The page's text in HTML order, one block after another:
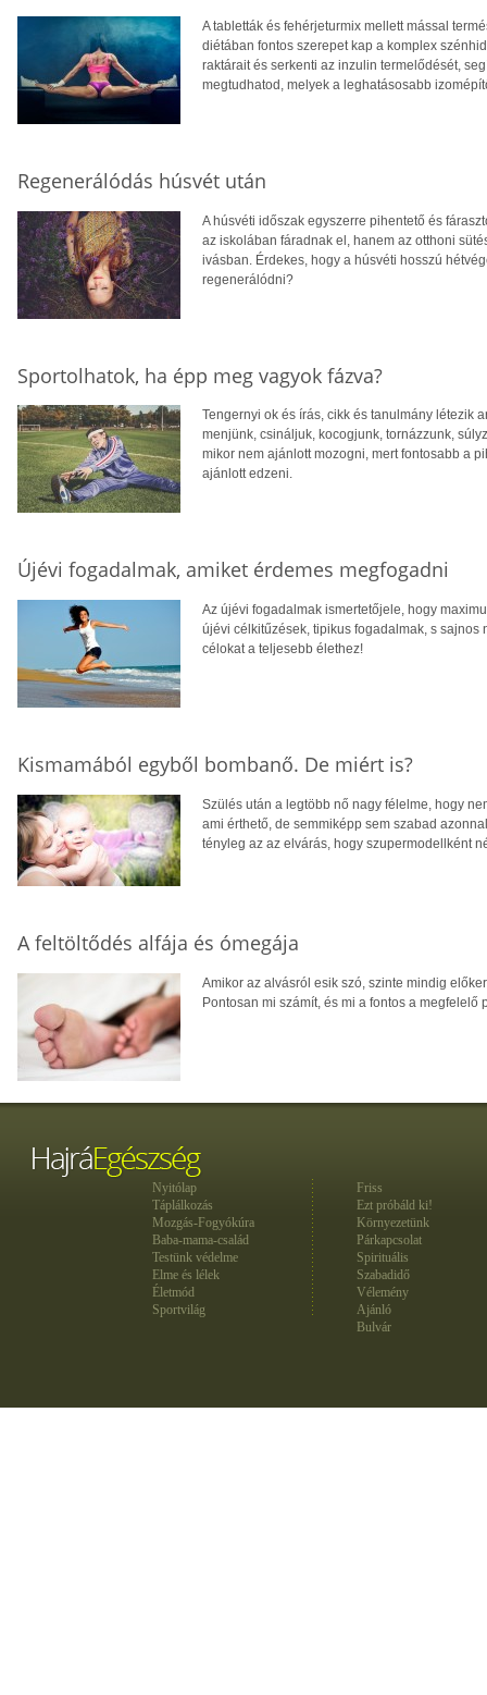
A tabletták és fehérjeturmix mellett mással
diétában fontos szerepet kap a komplex
raktárait és serkenti az inzulin termelődését,
megtudhatod, melyek a leghatásosabb
Regenerálódás húsvét után
A húsvéti időszak egyszerre pihentető és
az iskolában fáradnak el, hanem az otthoni
ivásban. Érdekes, hogy a húsvéti hosszú
regenerálódni?
Sportolhatok, ha épp meg vagyok fázva?
Tengernyi ok és írás, cikk és tanulmány létezik
menjünk, csináljuk, kocogjunk, tornázzunk,
mikor nem ajánlott mozogni, mert fontosabb a
ajánlott edzeni.
Újévi fogadalmak, amiket érdemes megfogadni
Az újévi fogadalmak ismertetőjele, hogy
újévi célkitűzések, tipikus fogadalmak, s sajnos
célokat a teljesebb élethez!
Kismamából egyből bombanő. De miért is?
Szülés után a legtöbb nő nagy félelme, hogy
ami érthető, de semmiképp sem szabad
tényleg az az elvárás, hogy szupermodellként
A feltöltődés alfája és ómegája
Amikor az alvásról esik szó, szinte mindig
Pontosan mi számít, és mi a fontos a
Nyitólap
Táplálkozás
Mozgás-Fogyókúra
Baba-mama-család
Testünk védelme
Elme és lélek
Életmód
Sportvilág
Friss
Ezt próbáld ki!
Környezetünk
Párkapcsolat
Spirituális
Szabadidő
Vélemény
Ajánló
Bulvár